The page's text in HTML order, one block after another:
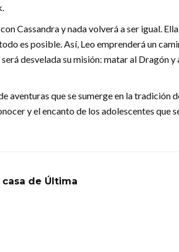
Cassandra y nada volverá a ser igual.
es posible. Así, Leo emprenderá un
desvelada su misión: matar al Dragón y
aventuras que se sumerge en la tradición
y el encanto de los adolescentes que
casa de Última